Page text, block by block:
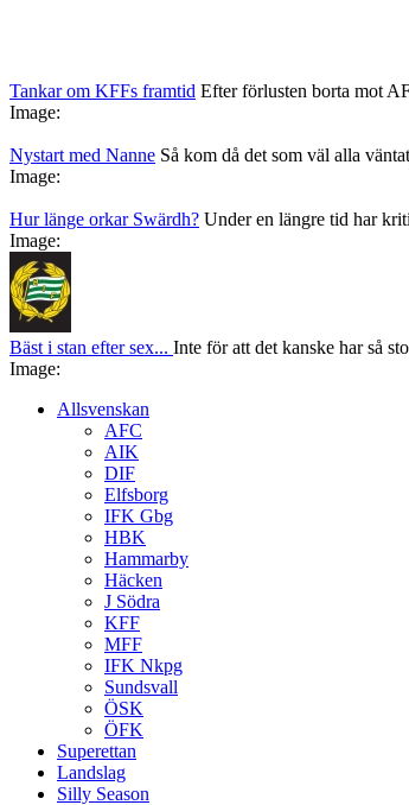
Tankar om KFFs framtid Efter förlusten borta mot
Image:
Nystart med Nanne Så kom då det som väl alla
Image:
Hur länge orkar Swärdh? Under en längre tid har
Image:
Bäst i stan efter sex... Inte för att det kanske har så
Image:
Allsvenskan
AFC
AIK
DIF
Elfsborg
IFK Gbg
HBK
Hammarby
Häcken
J Södra
KFF
MFF
IFK Nkpg
Sundsvall
ÖSK
ÖFK
Superettan
Landslag
Silly Season